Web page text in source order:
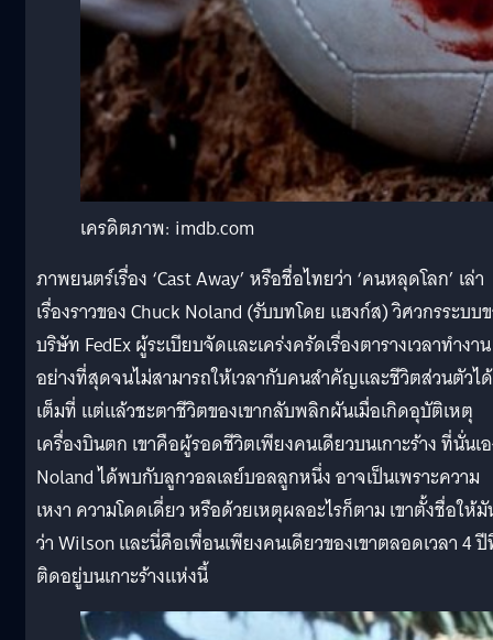
เครดิตภาพ: imdb.com
ภาพยนตร์เรื่อง ‘Cast Away’ หรือชื่อไทยว่า ‘คนหลุดโลก’ เล่า
เรื่องราวของ Chuck Noland (รับบทโดย แฮงก์ส) วิศวกรระบบ
บริษัท FedEx ผู้ระเบียบจัดและเคร่งครัดเรื่องตารางเวลาทำงาน
อย่างที่สุดจนไม่สามารถให้เวลากับคนสำคัญและชีวิตส่วนตัวได้
เต็มที่ แต่แล้วชะตาชีวิตของเขากลับพลิกผันเมื่อเกิดอุบัติเหตุ
เครื่องบินตก เขาคือผู้รอดชีวิตเพียงคนเดียวบนเกาะร้าง ที่นั่นเ
Noland ได้พบกับลูกวอลเลย์บอลลูกหนึ่ง อาจเป็นเพราะความ
เหงา ความโดดเดี่ยว หรือด้วยเหตุผลอะไรก็ตาม เขาตั้งชื่อให้
ว่า Wilson และนี่คือเพื่อนเพียงคนเดียวของเขาตลอดเวลา 4
ติดอยู่บนเกาะร้างแห่งนี้